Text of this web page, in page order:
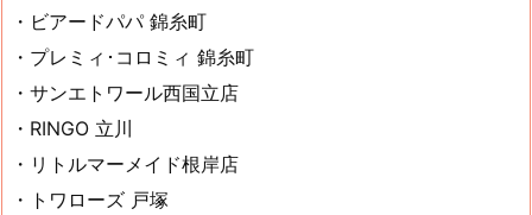
・ビアードパパ 錦糸町
・プレミィ･コロミィ 錦糸町
・サンエトワール西国立店
・RINGO 立川
・リトルマーメイド根岸店
・トワローズ 戸塚